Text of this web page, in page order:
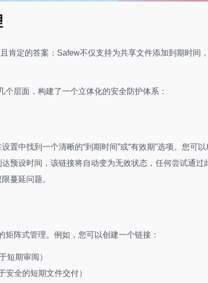
肯定的答案：Safew不仅支持为共享文件添加到期时间
个层面，构建了一个立体化的安全防护体系：
中找到一个清晰的“到期时间”或“有效期”选项。您可以
预设时间，该链接将自动变为无效状态，任何尝试通过
蔓延问题。
矩阵式管理。例如，您可以创建一个链接：
短期审阅）
安全的短期文件交付）